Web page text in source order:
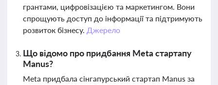
грантами, цифровізацією та маркетингом. Вони
спрощують доступ до інформації та підтримують
розвиток бізнесу. Джерело
Що відомо про придбання Meta стартапу
Manus?
Meta придбала сінгапурський стартап Manus за